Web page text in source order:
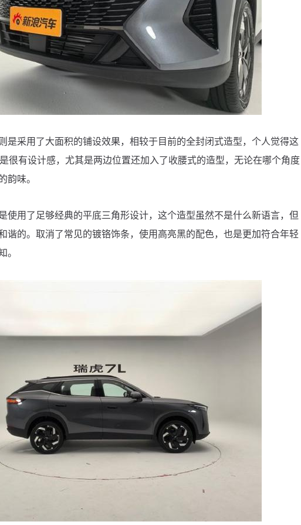
采用了大面积的铺设效果，相较于目前的全封闭式造型，个人觉得这
很有设计感，尤其是两边位置还加入了收腰式的造型，无论在哪个角度
韵味。
用了足够经典的平底三角形设计，这个造型虽然不是什么新语言，但
谐的。取消了常见的镀铬饰条，使用高亮黑的配色，也是更加符合年轻
。